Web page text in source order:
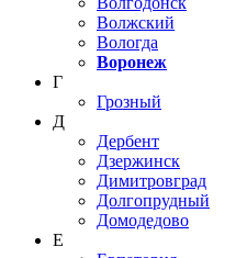
Волжский
Вологда
Воронеж
Г
Грозный
Д
Дербент
Дзержинск
Димитровград
Долгопрудный
Домодедово
Е